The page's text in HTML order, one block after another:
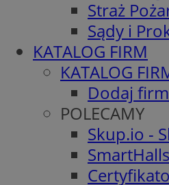
Straż
Sądy i
KATALOG FIRM
KATALOG
Dodaj
POLECAMY
Skup.io -